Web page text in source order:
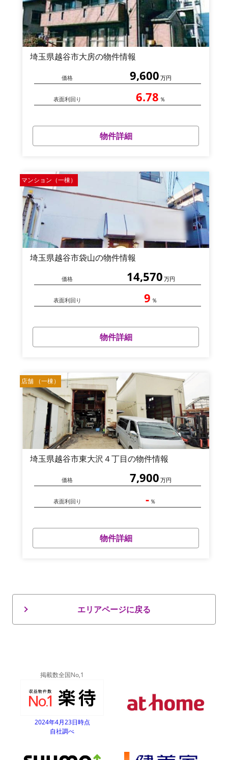
埼玉県越谷市大房の物件情報
価格 9,600 万円
表面利回り 6.78 ％
物件詳細
マンション（一棟）
埼玉県越谷市袋山の物件情報
価格 14,570 万円
表面利回り 9 ％
物件詳細
店舗 （一棟）
埼玉県越谷市東大沢４丁目の物件情報
価格 7,900 万円
表面利回り - ％
物件詳細
エリアページに戻る
掲載数全国No,1
2024年4月23日時点
自社調べ